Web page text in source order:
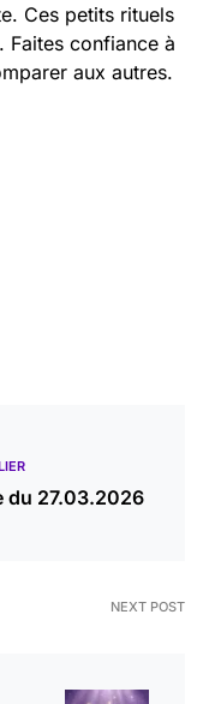
Ces petits rituels
Faites confiance à
aux autres.
du 27.03.2026
NEXT POST